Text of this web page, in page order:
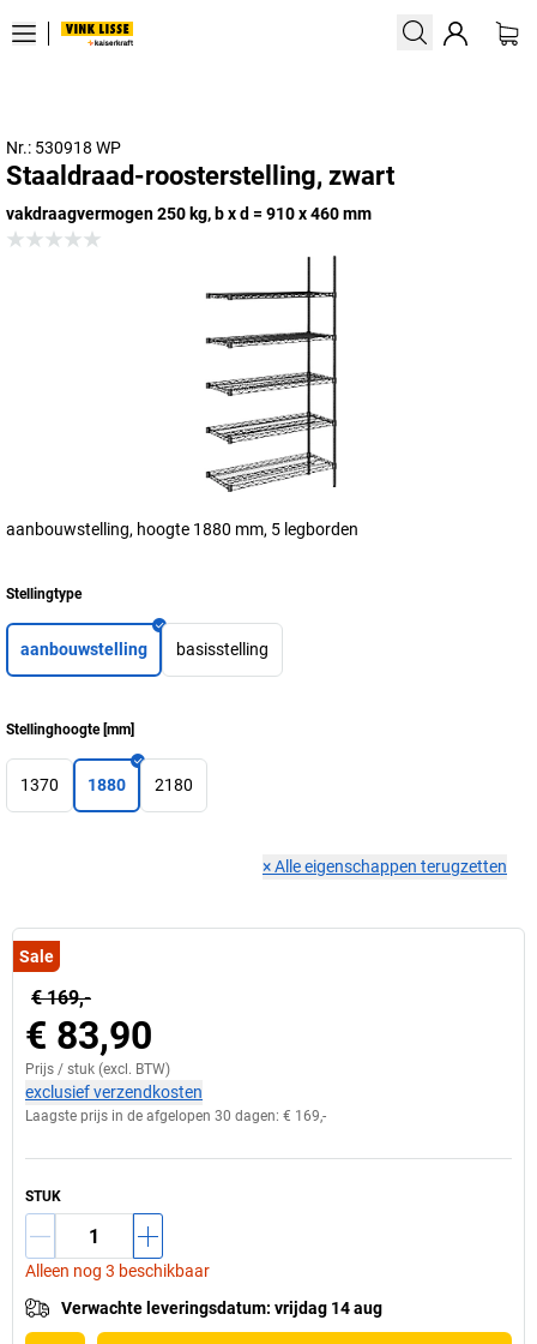
Nr.: 530918 WP
Staaldraad-roosterstelling, zwart
vakdraagvermogen 250 kg, b x d = 910 x 460 mm
aanbouwstelling, hoogte 1880 mm, 5 legborden
Stellingtype
aanbouwstelling basisstelling
Stellinghoogte[mm]
1370 1880 2180
×Alle eigenschappen terugzetten
Sale
€ 169,-
€ 83,90
Prijs / stuk (excl. BTW)
exclusief verzendkosten
Laagste prijs in de afgelopen 30 dagen: € 169,-
STUK
Alleen nog 3 beschikbaar
Verwachte leveringsdatum: vrijdag 14 aug